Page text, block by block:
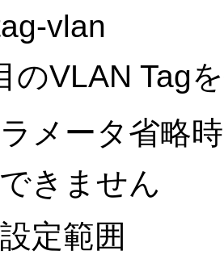
vlan
のVLAN Tag
メータ省略
きません
定範囲